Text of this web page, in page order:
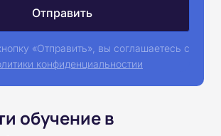
«Отправить», вы соглашаетесь с
конфиденциальностии
обучение в